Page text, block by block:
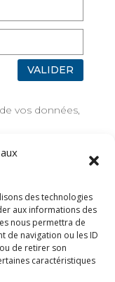
des technologies
aux informations des
nous permettra de
de navigation ou les ID
de retirer son
caractéristiques
VALIDER
vos données,